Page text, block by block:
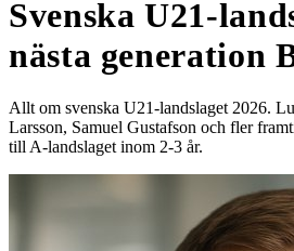
Svenska U21-
nästa generation
Allt om svenska U21-landslaget 2026.
Larsson, Samuel Gustafson och fler
till A-landslaget inom 2-3 år.